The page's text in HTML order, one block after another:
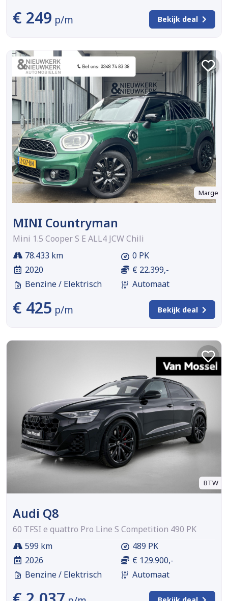
€ 249 p/m Bekijk deal
Marge
MINI Countryman
Mini 1.5 Cooper S E ALL4 JCW Chili
78.433 km
2020
Benzine / Elektrisch
0 PK
€ 22.399,-
Automaat
€ 425 p/m Bekijk deal
BTW
Audi Q8
60 TFSI e quattro Pro Line S Competition 490 PK
599 km
2026
Benzine / Elektrisch
489 PK
€ 129.900,-
Automaat